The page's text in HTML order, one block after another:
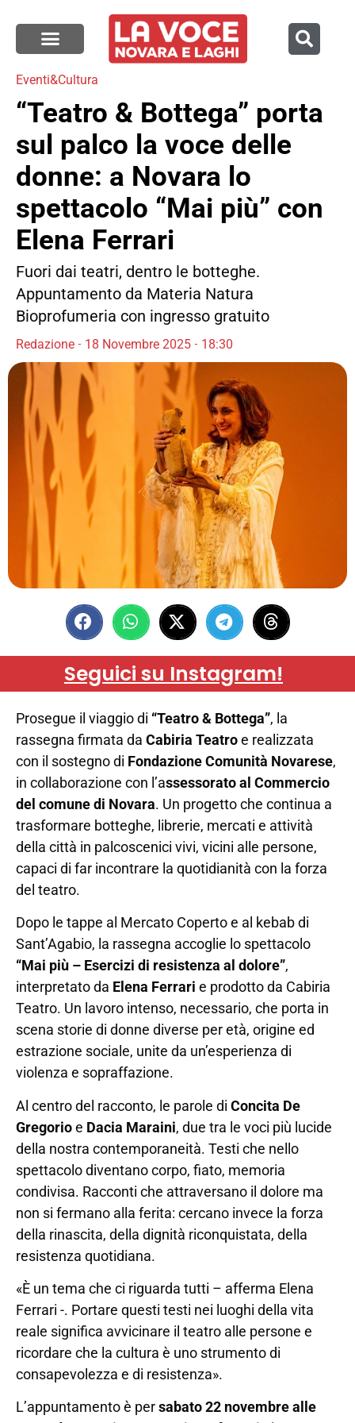
Eventi&Cultura
“Teatro & Bottega” porta
sul palco la voce delle
donne: a Novara lo
spettacolo “Mai più” con
Elena Ferrari
Fuori dai teatri, dentro le botteghe.
Appuntamento da Materia Natura
Bioprofumeria con ingresso gratuito
Redazione 18 Novembre 2025 18:30
Seguici su Instagram!
Prosegue il viaggio di “Teatro & Bottega”, la
rassegna firmata da Cabiria Teatroe realizzata
con il sostegno di Fondazione Comunità Novarese,
in collaborazione con l’assessorato al Commercio
del comune di Novara. Un progetto che continua a
trasformare botteghe, librerie, mercati e attività
della città in palcoscenici vivi, vicini alle persone,
capaci di far incontrare la quotidianità con la forza
del teatro.
Dopo le tappe al Mercato Coperto e al kebab di
Sant’Agabio, la rassegna accoglie lo spettacolo
“Mai più – Esercizi di resistenza al dolore”,
interpretato da Elena Ferrari e prodotto da Cabiria
Teatro. Un lavoro intenso, necessario, che porta in
scena storie di donne diverse per età, origine ed
estrazione sociale, unite da un’esperienza di
violenza e sopraffazione.
Al centro del racconto, le parole di Concita De
Gregorioe Dacia Maraini, due tra le voci più lucide
della nostra contemporaneità. Testi che nello
spettacolo diventano corpo, fiato, memoria
condivisa. Racconti che attraversano il dolore ma
non si fermano alla ferita: cercano invece la forza
della rinascita, della dignità riconquistata, della
resistenza quotidiana.
«È un tema che ci riguarda tutti – afferma Elena
Ferrari -. Portare questi testi nei luoghi della vita
reale significa avvicinare il teatro alle persone e
ricordare che la cultura è uno strumento di
consapevolezza e di resistenza».
L’appuntamento è persabato 22 novembre alle